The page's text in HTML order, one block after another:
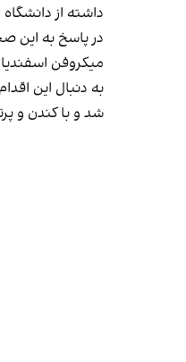
داشته از
در پاسخ به این
میکروفن
شد و با کندن و